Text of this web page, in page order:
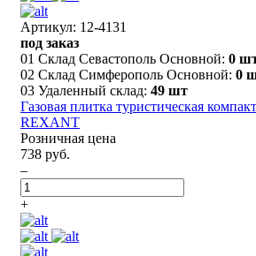
Артикул: 12-4131
под заказ
01 Склад Севастополь Основной: 0
02 Склад Симферополь Основной: 0
03 Удаленный склад: 49 шт
Газовая плитка туристическая
REXANT
Розничная цена
738 руб.
–
+